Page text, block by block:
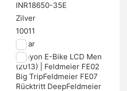
INR18650-35E
Zilver
10011
2 jaar
Canyon E-Bike LCD Men
(2013) | Feldmeier FE02
Big TripFeldmeier FE07
Rücktritt DeepFeldmeier